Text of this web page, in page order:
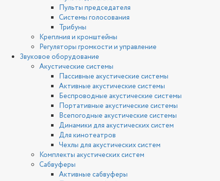
Пульты председателя
Системы голосования
Трибуны
Креплния и кронштейны
Регуляторы громкости и управление
Звуковое оборудование
Акустические системы
Пассивные акустические системы
Активные акустические системы
Беспроводные акустические системы
Портативные акустические системы
Всепогодные акустические системы
Динамики для акустических систем
Для кинотеатров
Чехлы для акустических систем
Комплекты акустических систем
Сабвуферы
Активные сабвуферы